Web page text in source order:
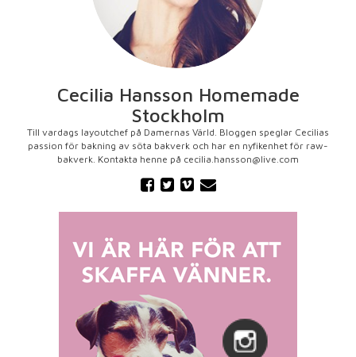
Cecilia Hansson Homemade
Stockholm
Till vardags layoutchef på Damernas Värld. Bloggen speglar Cecilias
passion för bakning av söta bakverk och har en nyfikenhet för raw-
bakverk. Kontakta henne på cecilia.hansson@live.com